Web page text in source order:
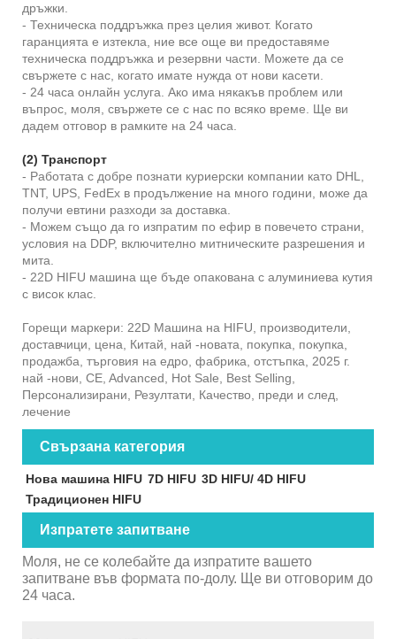
дръжки.
- Техническа поддръжка през целия живот. Когато
гаранцията е изтекла, ние все още ви предоставяме
техническа поддръжка и резервни части. Можете да се
свържете с нас, когато имате нужда от нови касети.
- 24 часа онлайн услуга. Ако има някакъв проблем или
въпрос, моля, свържете се с нас по всяко време. Ще ви
дадем отговор в рамките на 24 часа.
(2) Транспорт
- Работата с добре познати куриерски компании като DHL,
TNT, UPS, FedEx в продължение на много години, може да
получи евтини разходи за доставка.
- Можем също да го изпратим по ефир в повечето страни,
условия на DDP, включително митническите разрешения и
мита.
- 22D HIFU машина ще бъде опакована с алуминиева кутия
с висок клас.
Горещи маркери: 22D Машина на HIFU, производители,
доставчици, цена, Китай, най -новата, покупка, покупка,
продажба, търговия на едро, фабрика, отстъпка, 2025 г.
най -нови, CE, Advanced, Hot Sale, Best Selling,
Персонализирани, Резултати, Качество, преди и след,
лечение
Свързана категория
Нова машина HIFU 7D HIFU 3D HIFU/ 4D HIFU
Традиционен HIFU
Изпратете запитване
Моля, не се колебайте да изпратите вашето
запитване във формата по-долу. Ще ви отговорим до
24 часа.